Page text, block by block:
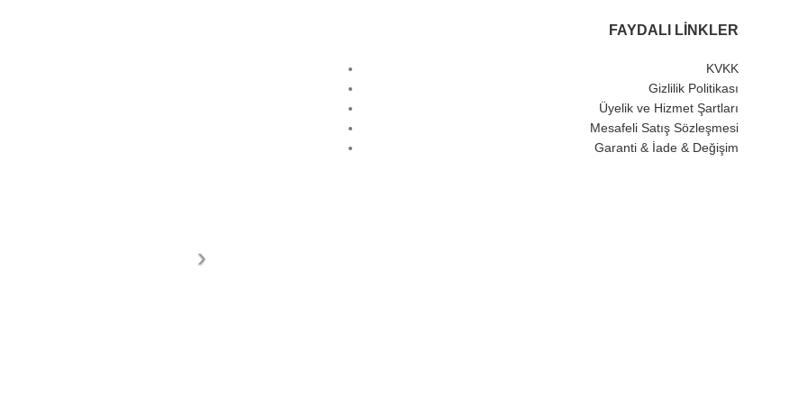
FAYDALI LINKLER
KVKK
Gizlilik Politikası
Üyelik ve Hizmet Şartları
Mesafeli Satış Sözleşmesi
Garanti & İade & Değişim